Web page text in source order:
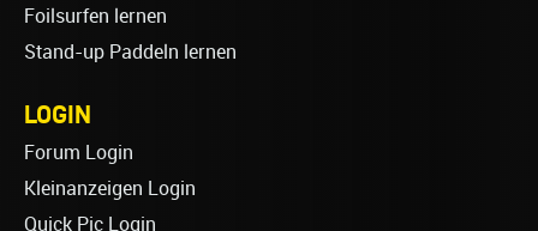
Foilsurfen lernen
Stand-up Paddeln lernen
LOGIN
Forum Login
Kleinanzeigen Login
Quick Pic Login